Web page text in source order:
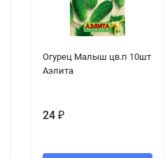
Огурец Малыш цв.п 10шт
Аэлита
24 ₽